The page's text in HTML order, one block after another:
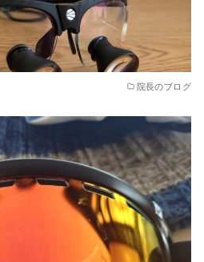
院長のブログ